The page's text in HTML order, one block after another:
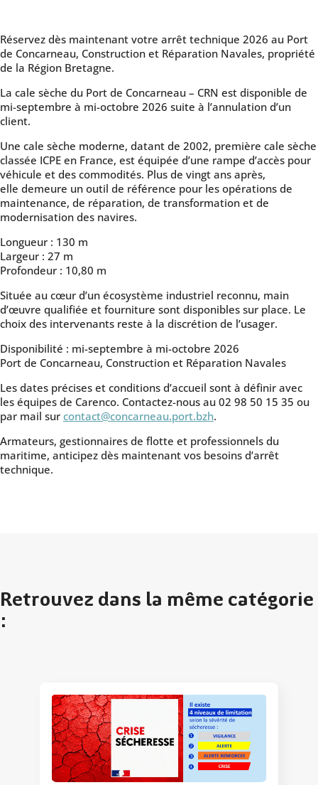
Réservez dès maintenant votre arrêt technique 2026 au Port
de Concarneau, Construction et Réparation Navales, propriété
de la Région Bretagne.
La cale sèche du Port de Concarneau – CRN est disponible de
mi-septembre à mi-octobre 2026 suite à l’annulation d’un
client.
Une cale sèche moderne, datant de 2002, première cale sèche
classée ICPE en France, est équipée d’une rampe d’accès pour
véhicule et des commodités. Plus de vingt ans après,
elle demeure un outil de référence pour les opérations de
maintenance, de réparation, de transformation et de
modernisation des navires.
Longueur : 130 m
Largeur : 27 m
Profondeur : 10,80 m
Située au cœur d’un écosystème industriel reconnu, main
d’œuvre qualifiée et fourniture sont disponibles sur place. Le
choix des intervenants reste à la discrétion de l’usager.
Disponibilité : mi-septembre à mi-octobre 2026
Port de Concarneau, Construction et Réparation Navales
Les dates précises et conditions d’accueil sont à définir avec
les équipes de Carenco. Contactez-nous au 02 98 50 15 35 ou
par mail sur contact@concarneau.port.bzh.
Armateurs, gestionnaires de flotte et professionnels du
maritime, anticipez dès maintenant vos besoins d’arrêt
technique.
Retrouvez dans la même catégorie
: